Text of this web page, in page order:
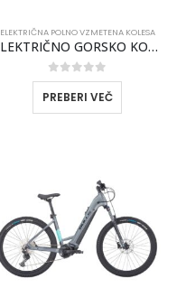
ELEKTRIČNA POLNO VZMETENA KOLESA
ELEKTRIČNO GORSKO KOLO SCOTT STRIKE ERIDE 920 EVO 2025
0out of 5
PREBERI VEČ